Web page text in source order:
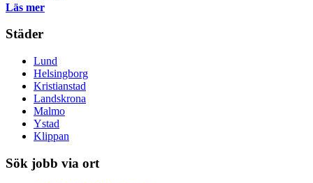
Läs mer
Städer
Lund
Helsingborg
Kristianstad
Landskrona
Malmo
Ystad
Klippan
Sök jobb via ort